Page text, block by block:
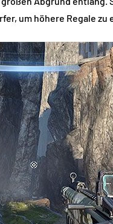
um höhere Regale zu